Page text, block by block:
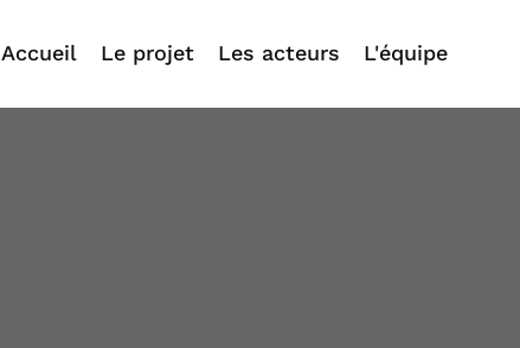
Accueil Le projet Les acteurs L'équipe